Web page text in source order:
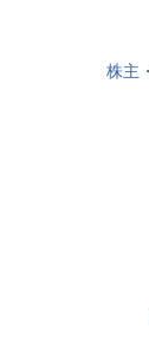
株主